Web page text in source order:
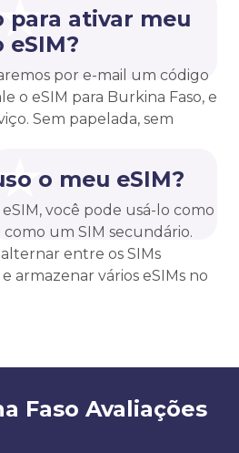
para ativar meu
eSIM?
por e-mail um código
o eSIM para Burkina Faso, e
Sem papelada, sem
o meu eSIM?
você pode usá-lo como
um SIM secundário.
entre os SIMs
armazenar vários eSIMs no
Faso Avaliações